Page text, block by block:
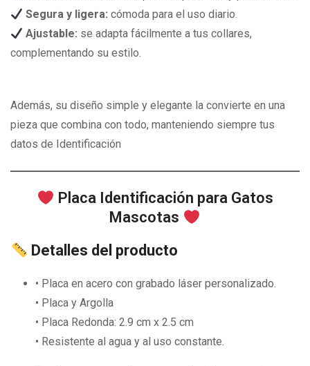
Segura y ligera: cómoda para el uso diario.
Ajustable: se adapta fácilmente a tus collares,
complementando su estilo.
Además, su diseño simple y elegante la convierte en una
pieza que combina con todo, manteniendo siempre tus
datos de Identificación
Placa Identificación para Gatos
Mascotas
Detalles del producto
• Placa en acero con grabado láser personalizado.
• Placa y Argolla
• Placa Redonda: 2.9 cm x 2.5 cm
• Resistente al agua y al uso constante.